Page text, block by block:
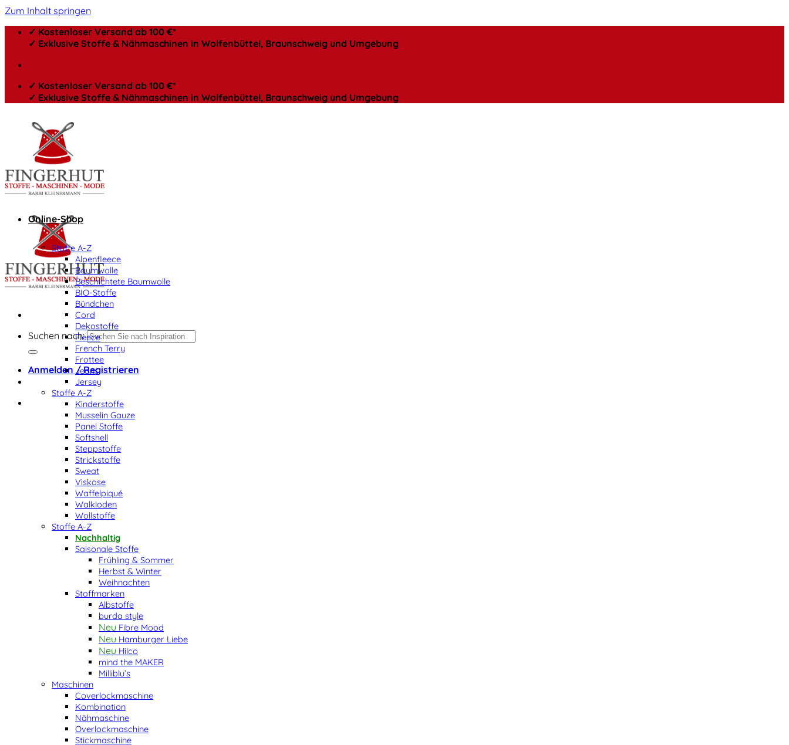
Zum Inhalt springen
✓ Kostenloser Versand ab 100 €*
✓ Exklusive Stoffe & Nähmaschinen in Wolfenbüttel, Braunschweig und Umgebung
✓ Kostenloser Versand ab 100 €*
✓ Exklusive Stoffe & Nähmaschinen in Wolfenbüttel, Braunschweig und Umgebung
Suchen nach:
Anmelden / Registrieren
Online-Shop
Stoffe A-Z
Alpenfleece
Baumwolle
Beschichtete Baumwolle
BIO-Stoffe
Bündchen
Cord
Dekostoffe
Fleece
French Terry
Frottee
Jeans
Jersey
Stoffe A-Z
Kinderstoffe
Musselin Gauze
Panel Stoffe
Softshell
Steppstoffe
Strickstoffe
Sweat
Viskose
Waffelpiqué
Walkloden
Wollstoffe
Stoffe A-Z
Nachhaltig
Saisonale Stoffe
Frühling & Sommer
Herbst & Winter
Weihnachten
Stoffmarken
Albstoffe
burda style
Fibre Mood
Hamburger Liebe
Hilco
mind the MAKER
Milliblu’s
Maschinen
Coverlockmaschine
Kombination
Nähmaschine
Overlockmaschine
Stickmaschine